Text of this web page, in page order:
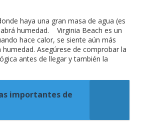
haya una gran masa de agua (es
humedad. Virginia Beach es un
hace calor, se siente aún más
Asegúrese de comprobar la
antes de llegar y también la
importantes de